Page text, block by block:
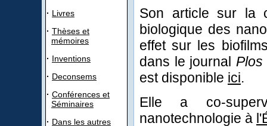
· Livres
· Thèses et
mémoires
· Inventions
· Deconsems
· Conférences et
Séminaires
· Dans les autres
Son article sur la
biologique des
effet sur les
dans le journal Plos
est disponible ici.
Elle a co-
nanotechnologie à